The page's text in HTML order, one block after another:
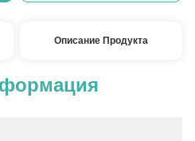
Описание Продукта